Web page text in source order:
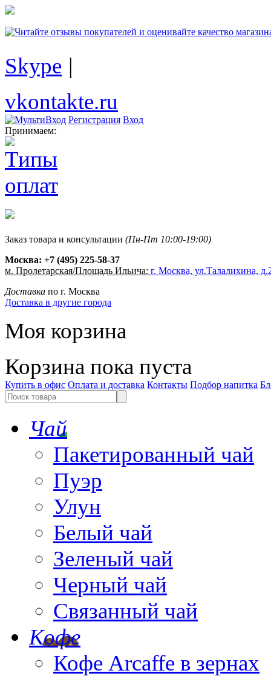
Skype |
vkontakte.ru
Регистрация Вход
Принимаем:
Заказ товара и консультации (Пн-Пт 10:00-19:00)
Москва: +7 (495) 225-58-37
м. Пролетарская/Площадь Ильича: г. Москва, ул.Талалихина,
Доставка по г. Москва
Доставка в другие города
Моя корзина
Корзина пока пуста
Купить в офис Оплата и доставка Контакты Подбор напитка
Чай
Пакетированный чай
Пуэр
Улун
Белый чай
Зеленый чай
Черный чай
Связанный чай
Кофе
Кофе Arcaffe в зернах